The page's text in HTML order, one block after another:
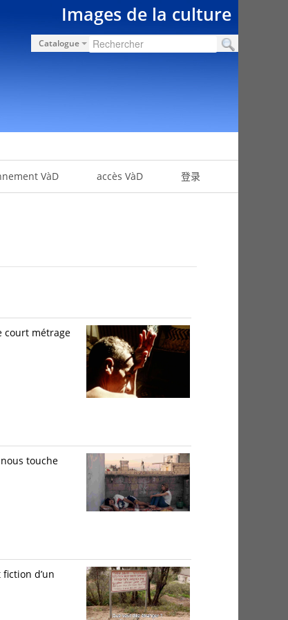
Images de la culture
Catalogue
VàD accès VàD 登录
court métrage
touche
d’un